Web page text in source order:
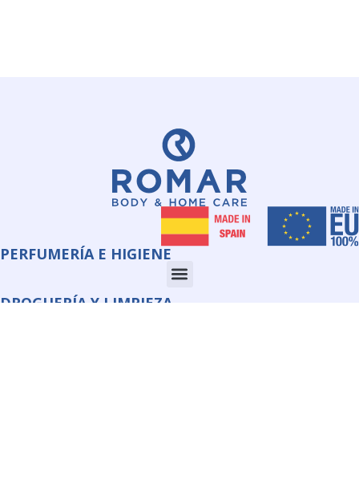
PERFUMERÍA E HIGIENE
DROGUERÍA Y LIMPIEZA